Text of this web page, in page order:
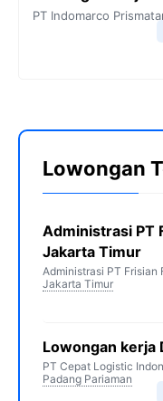
PT Indomarco
Lowongan
Administrasi PT
Jakarta Timur
Administrasi PT Frisian
Jakarta Timur
Lowongan kerja
PT Cepat Logistic
Padang Pariaman